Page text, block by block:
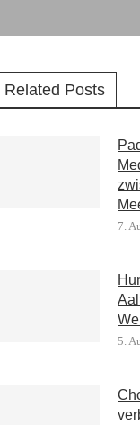
Related Posts
7.
5.